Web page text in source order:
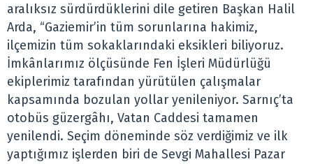
aralıksız sürdürdüklerini dile getiren Başkan Halil
Arda, “Gaziemir’in tüm sorunlarına hakimiz,
ilçemizin tüm sokaklarındaki eksikleri biliyoruz.
İmkânlarımız ölçüsünde Fen İşleri Müdürlüğü
ekiplerimiz tarafından yürütülen çalışmalar
kapsamında bozulan yollar yenileniyor. Sarnıç’ta
otobüs güzergâhı, Vatan Caddesi tamamen
yenilendi. Seçim döneminde söz verdiğimiz ve ilk
yaptığımız işlerden biri de Sevgi Mahallesi Pazar